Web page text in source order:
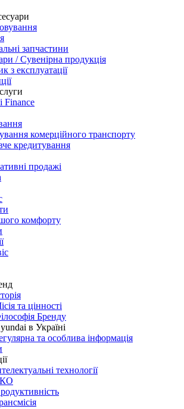
запчастини
/ Сувенірна продукція
з експлуатації
Finance
комерційного транспорту
кредитування
продажі
комфорту
та цінності
Бренду
в Україні
та особлива інформація
технології